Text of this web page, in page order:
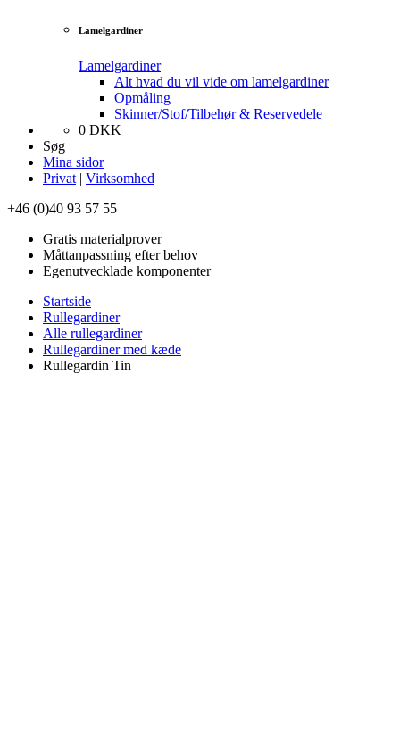
Lamelgardiner
Lamelgardiner
Alt hvad du vil vide om lamelgardiner
Opmåling
Skinner/Stof/Tilbehør & Reservedele
0 DKK
Søg
Mina sidor
Privat | Virksomhed
+46 (0)40 93 57 55
Gratis materialprover
Måttanpassning efter behov
Egenutvecklade komponenter
Startside
Rullegardiner
Alle rullegardiner
Rullegardiner med kæde
Rullegardin Tin